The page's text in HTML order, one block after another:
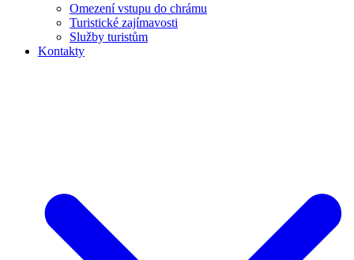
Omezení vstupu do chrámu
Turistické zajímavosti
Služby turistům
Kontakty